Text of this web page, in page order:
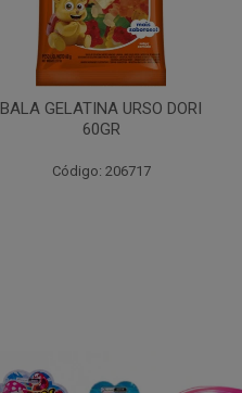
BALA GELATINA URSO DORI
60GR
Código: 206717